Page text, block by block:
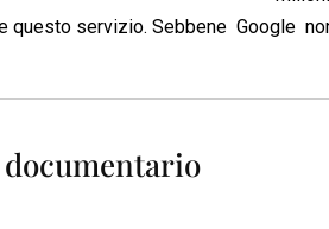
questo servizio. Sebbene Google